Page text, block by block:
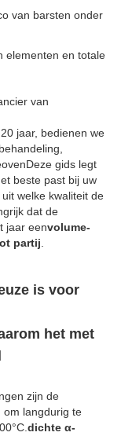
van barsten onder
elementen en totale
van
jaar, bedienen we
gids legt
beste past bij uw
welke kwaliteit de
dat de
jaar eenvolume-
partij.
is voor
het met
zijn de
om langdurig te
dichte α-